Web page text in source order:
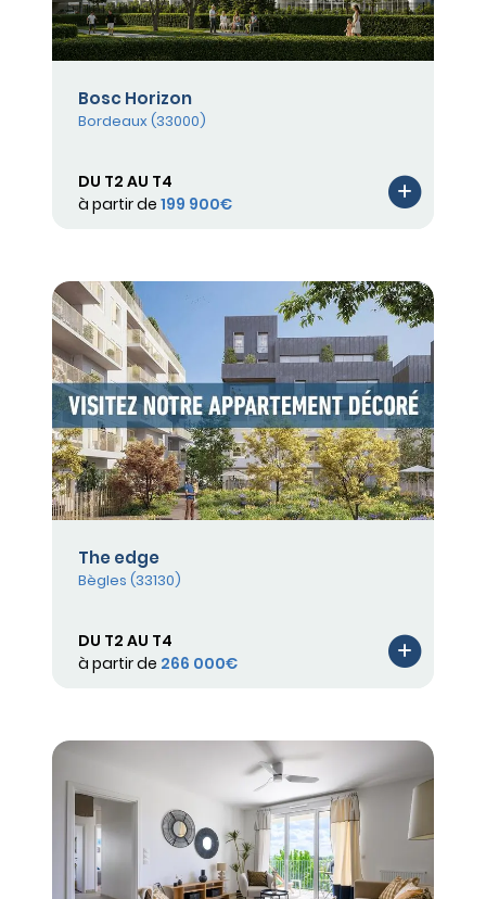
Bosc Horizon
Bordeaux (33000)
DU T2 AU T4
à partir de 199 900€
The edge
Bègles (33130)
DU T2 AU T4
à partir de 266 000€